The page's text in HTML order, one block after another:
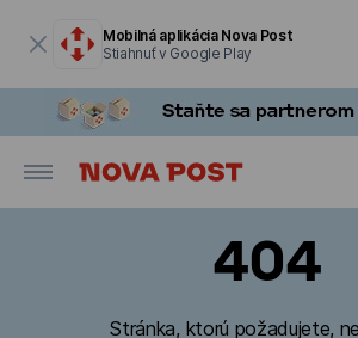
Mobilná aplikácia Nova Post
Stiahnuť v Google Play
404
Stránka, ktorú požadujete,